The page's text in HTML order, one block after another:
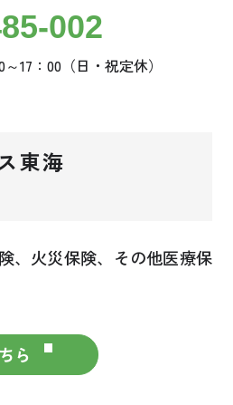
002
17：00（日・祝定休）
東海
、火災保険、その他医療保
ら